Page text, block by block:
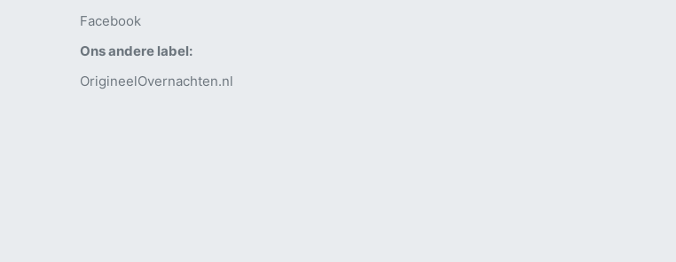
Facebook
Ons andere label:
OrigineelOvernachten.nl